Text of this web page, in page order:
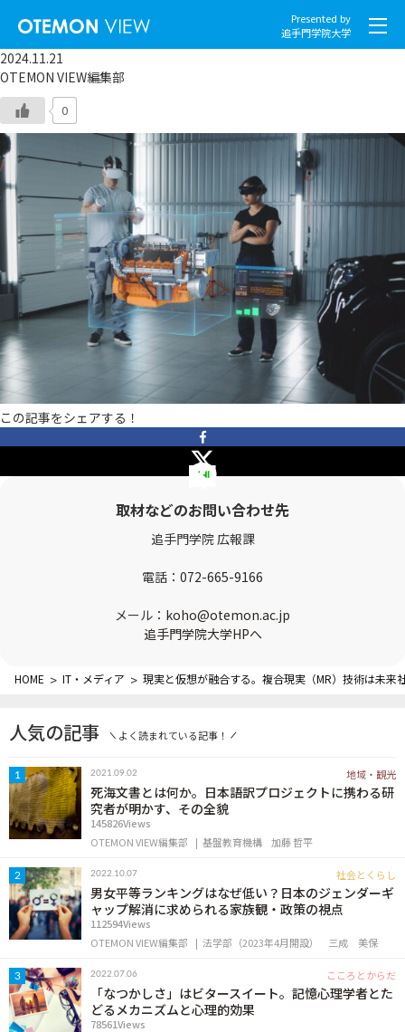
Presented by
追手門学院大学
社会とくらし
グローバル
スポーツと文化
こころとからだ
地域・観光
OTEMON VIEWについて
2024.11.21
OTEMON VIEW編集部
0
この記事をシェアする！
取材などのお問い合わせ先
追手門学院 広報課
電話： 072-665-9166
メール： koho@otemon.ac.jp
追手門学院大学HPへ
HOME > IT・メディア > 現実と仮想が融合する。複合現実（MR）技術は未来
人気の記事 よく読まれている記事！
1 2021.09.02 地域・観光
死海文書とは何か。日本語訳プロジェクトに携わる研
究者が明かす、その全貌
145826Views
OTEMON VIEW編集部
基盤教育機構 加藤 哲平
2 2022.10.07 社会とくらし
男女平等ランキングはなぜ低い？日本のジェンダーギ
ャップ解消に求められる家族観・政策の視点
112594Views
OTEMON VIEW編集部
法学部（2023年4月開設） 三成 美保
3 2022.07.06 こころとからだ
「なつかしさ」はビタースイート。記憶心理学者とた
どるメカニズムと心理的効果
78561Views